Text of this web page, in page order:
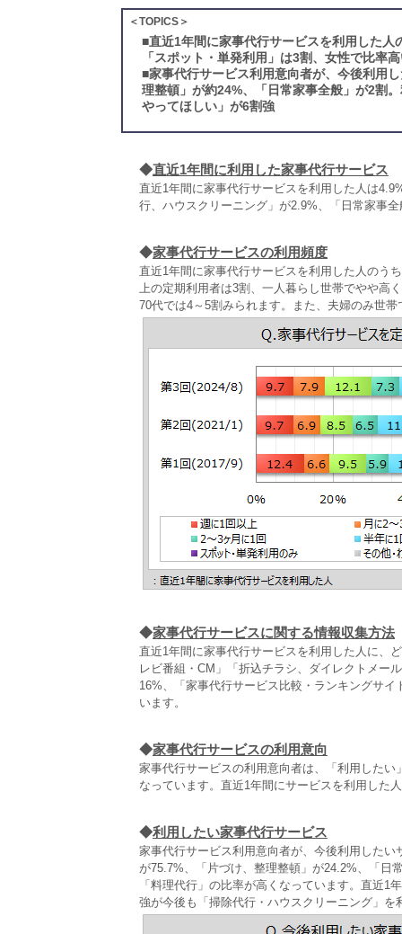
＜TOPICS＞
■直近1年間に家事代行サービスを利用した
「スポット・単発利用」は3割、女性で比率
■家事代行サービス利用意向者が、今後利用
理整頓」が約24%、「日常家事全般」が2割
やってほしい」が6割強
◆直近1年間に利用した家事代行サービス
直近1年間に家事代行サービスを利用した人は
行、ハウスクリーニング」が2.9%、「日常家事
◆家事代行サービスの利用頻度
直近1年間に家事代行サービスを利用した人のう
上の定期利用者は3割、一人暮らし世帯でやや高
70代では4～5割みられます。また、夫婦のみ世
◆家事代行サービスに関する情報収集方法
直近1年間に家事代行サービスを利用した人に、
レビ番組・CM」「折込チラシ、ダイレクトメー
16%、「家事代行サービス比較・ランキングサ
います。
◆家事代行サービスの利用意向
家事代行サービスの利用意向者は、「利用した
なっています。直近1年間にサービスを利用した
◆利用したい家事代行サービス
家事代行サービス利用意向者が、今後利用した
が75.7%、「片づけ、整理整頓」が24.2%、「日
「料理代行」の比率が高くなっています。直近1
強が今後も「掃除代行・ハウスクリーニング」を